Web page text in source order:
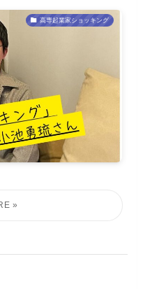
高専起業家ショッキング